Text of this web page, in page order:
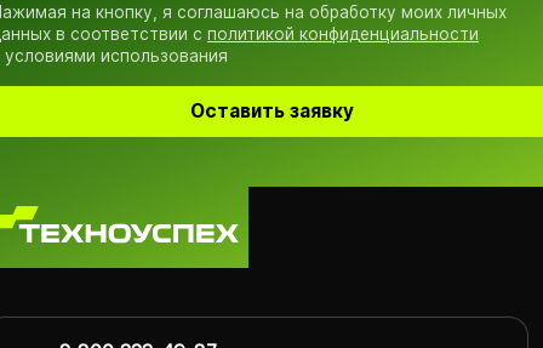
на кнопку, я соглашаюсь на обработку моих личных
в соответствии с политикой конфиденциальности
условиями использования
Оставить заявку